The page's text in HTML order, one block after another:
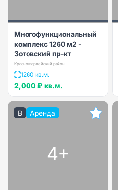
Многофункциональный
комплекс 1260 м2 -
Зотовский пр-кт
Красногвардейский район
1260 кв.м.
2,000 ₽ кв.м.
B Аренда
4+